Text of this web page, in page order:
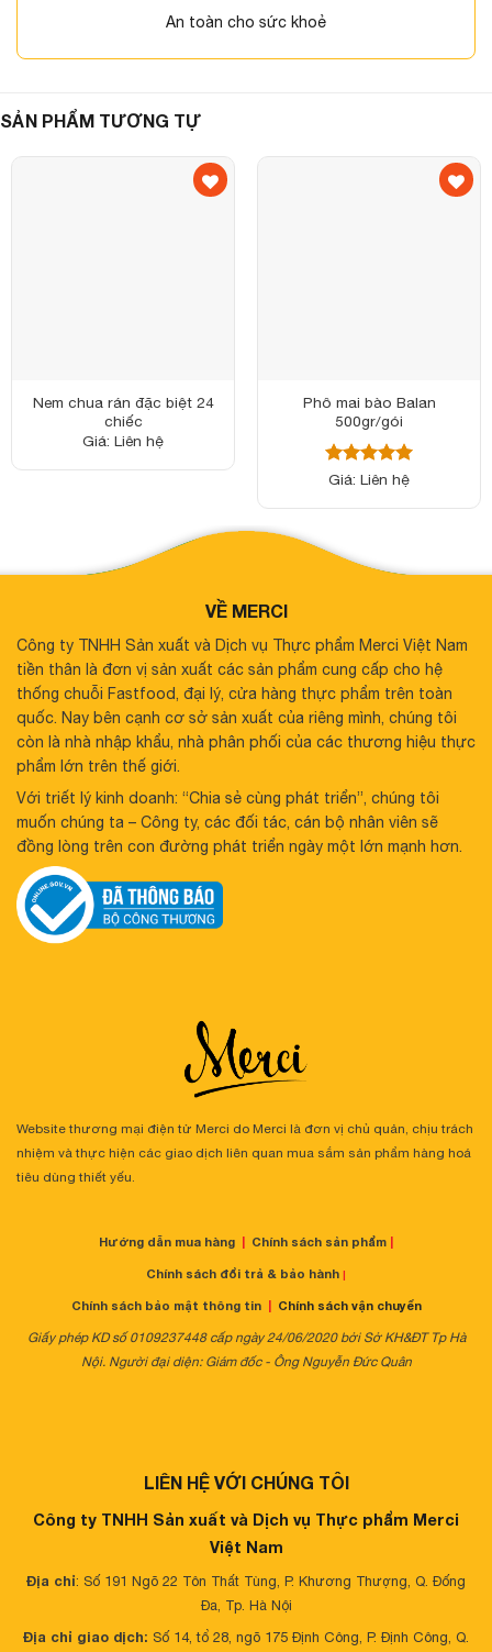
An toàn cho sức khoẻ
SẢN PHẨM TƯƠNG TỰ
Nem chua rán đặc biệt 24
chiếc
Giá: Liên hệ
Phô mai bào Balan
500gr/gói
Được xếp
sao
Giá: Liên hệ
VỀ MERCI
Công ty TNHH Sản xuất và Dịch vụ Thực phẩm Merci Việt Nam
tiền thân là đơn vị sản xuất các sản phẩm cung cấp cho hệ
thống chuỗi Fastfood, đại lý, cửa hàng thực phẩm trên toàn
quốc. Nay bên cạnh cơ sở sản xuất của riêng mình, chúng tôi
còn là nhà nhập khẩu, nhà phân phối của các thương hiệu thực
phẩm lớn trên thế giới.
Với triết lý kinh doanh: “Chia sẻ cùng phát triển”, chúng tôi
muốn chúng ta – Công ty, các đối tác, cán bộ nhân viên sẽ
đồng lòng trên con đường phát triển ngày một lớn mạnh hơn.
Website thương mại điện tử Merci do Merci là đơn vị chủ quản, chịu trách
nhiệm và thực hiện các giao dịch liên quan mua sắm sản phẩm hàng hoá
tiêu dùng thiết yếu.
Hướng dẫn mua hàng Chính sách sản phẩm
Chính sách đổi trả & bảo hành |
Chính sách bảo mật thông tin| Chính sách vận chuyển
Giấy phép KD số 0109237448 cấp ngày 24/06/2020 bởi Sở KH&ĐT Tp Hà
Nội. Người đại diện: Giám đốc - Ông Nguyễn Đức Quân
LIÊN HỆ VỚI CHÚNG TÔI
Công ty TNHH Sản xuất và Dịch vụ Thực phẩm Merci
Việt Nam
Địa chỉ: Số 191 Ngõ 22 Tôn Thất Tùng, P. Khương Thượng, Q. Đống
Đa, Tp. Hà Nội
Địa chỉ giao dịch: Số 14, tổ 28, ngõ 175 Định Công, P. Định Công, Q.